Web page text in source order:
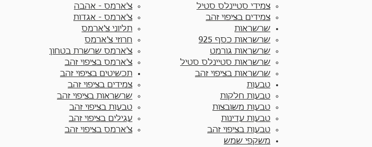
צ'ארמס - אהבה
צ'ארמס - אגדות
תליוני צ'ארמס
חרוזי צ'ארמס
צ'ארמס שרשרת בטחון
צ'ארמס בציפוי זהב
תכשיטים בציפוי זהב
צמידים בציפוי זהב​
שרשראות בציפוי זהב
טבעות בציפוי זהב
עגילים בציפוי זהב
צ'ארמס בציפוי זהב
צמידי סטיינלס סטיל
צמידים בציפוי זהב
שרשראות
שרשראות כסף 925​
שרשראות גורמט
שרשראות סטיינלס סטיל
שרשראות בציפוי זהב
טבעות
טבעות חלקות​
טבעות משובצות
טבעות עדינות
טבעות בציפוי זהב
משקפי שמש